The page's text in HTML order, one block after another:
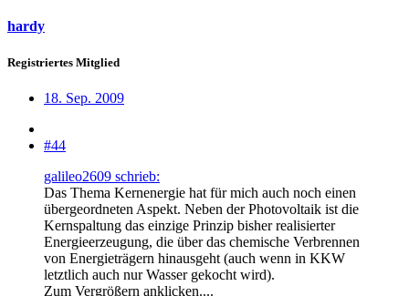
hardy
Registriertes Mitglied
18. Sep. 2009
#44
galileo2609 schrieb:
Das Thema Kernenergie hat für mich auch noch einen
übergeordneten Aspekt. Neben der Photovoltaik ist die
Kernspaltung das einzige Prinzip bisher realisierter
Energieerzeugung, die über das chemische Verbrennen
von Energieträgern hinausgeht (auch wenn in KKW
letztlich auch nur Wasser gekocht wird).
Zum Vergrößern anklicken....